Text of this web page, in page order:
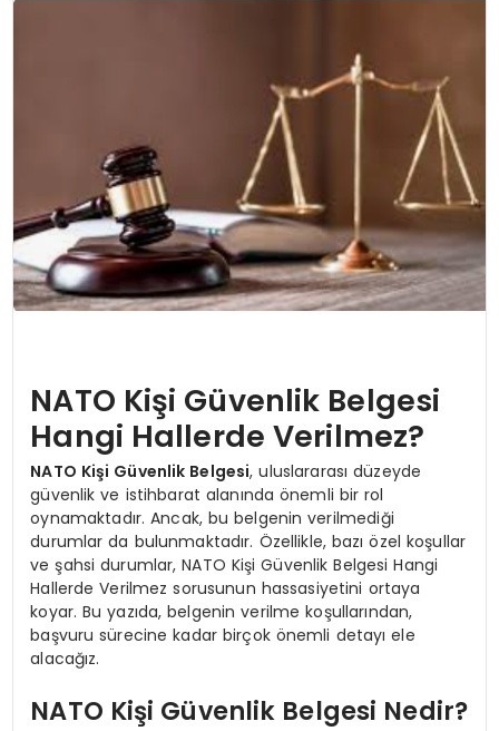
NATO Kişi Güvenlik Belgesi
Hangi Hallerde Verilmez?
NATO Kişi Güvenlik Belgesi, uluslararası düzeyde
güvenlik ve istihbarat alanında önemli bir rol
oynamaktadır. Ancak, bu belgenin verilmediği
durumlar da bulunmaktadır. Özellikle, bazı özel koşullar
ve şahsi durumlar, NATO Kişi Güvenlik Belgesi Hangi
Hallerde Verilmez sorusunun hassasiyetini ortaya
koyar. Bu yazıda, belgenin verilme koşullarından,
başvuru sürecine kadar birçok önemli detayı ele
alacağız.
NATO Kişi Güvenlik Belgesi Nedir?